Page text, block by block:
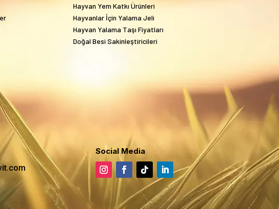
Hayvan Yem Katkı Ürünleri
Hayvanlar İçin Yalama Jeli
Hayvan Yalama Taşı Fiyatları
Doğal Besi Sakinleştiricileri
Social Media